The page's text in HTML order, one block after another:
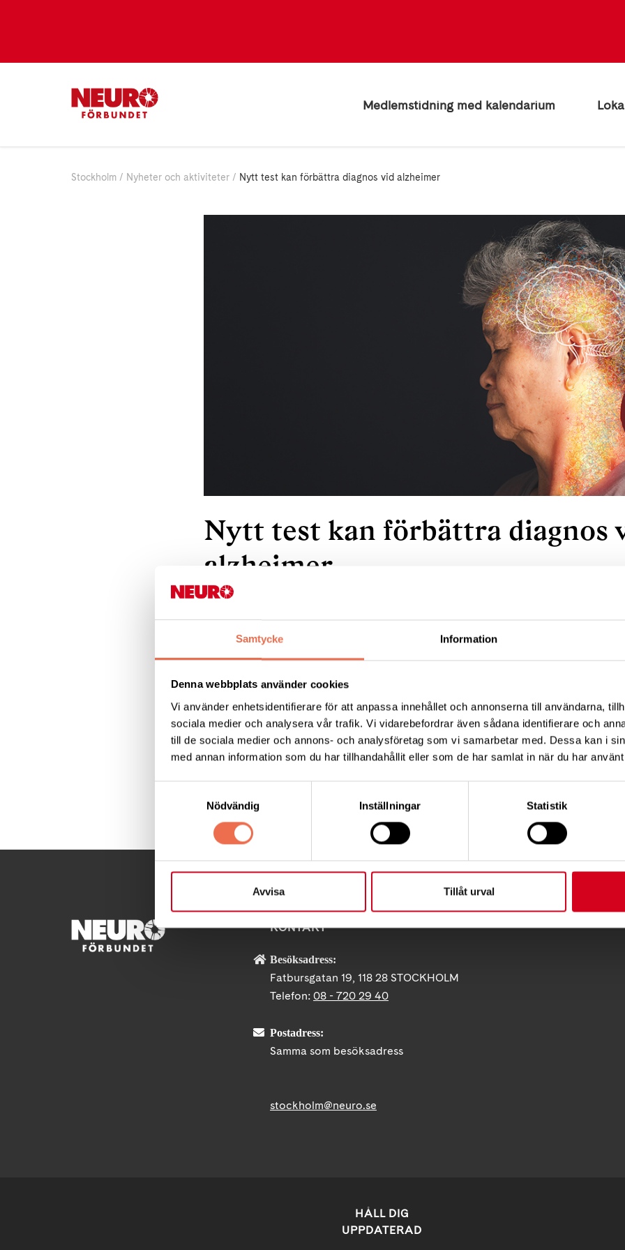
Samtycke Information
Denna webbplats använder cookies
Vi använder enhetsidentifierare för att anpassa innehållet och annonserna till användarna,
sociala medier och analysera vår trafik. Vi vidarebefordrar även sådana identifierare och
till de sociala medier och annons- och analysföretag som vi samarbetar med. Dessa kan i
med annan information som du har tillhandahållit eller som de har samlat in när du har
Nödvändig
Inställningar Statistik
Avvisa Tillåt urval
Medlemstidning med kalendarium
Stockholm Nyheter och aktiviteter Nytt test kan förbättra diagnos vid alzheimer
Nytt test kan förbättra diagnos
alzheimer
Ett nytt digitalt test kan hjälpa läkare inom primärvården att tidigare och
identifiera patienter med misstänkt Alzheimers sjukdom. Det menar
universitet som utvecklat testet.
Läs mer:på Forskningswebbplats.
Dela denna sida:
KONTAKT
Besöksadress:
Fatbursgatan 19, 118 28 STOCKHOLM
Telefon: 08 - 720 29 40
Postadress:
Samma som besöksadress
stockholm@neuro.se
HÅLL DIG
UPPDATERAD